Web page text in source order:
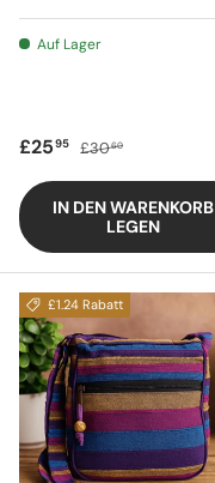
Auf Lager
Verkaufspreis
£2595 Regulärer Preis
£3060
IN DEN WARENKORB
LEGEN
£1.24 Rabatt